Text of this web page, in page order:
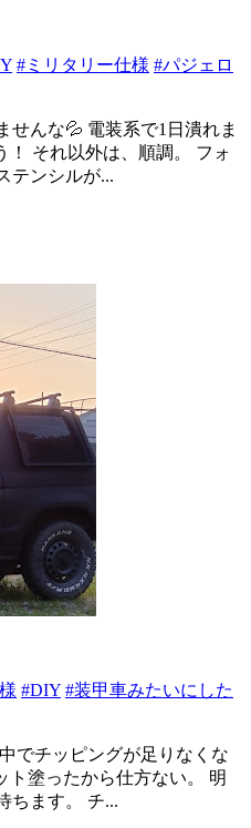
#ミリタリー仕様 #パジェロ
せんな💦 電装系で1日潰れま
！ それ以外は、順調。 フォ
テンシルが...
#DIY #装甲車みたいにした
でチッピングが足りなくな
ト塗ったから仕方ない。 明
ちます。 チ...